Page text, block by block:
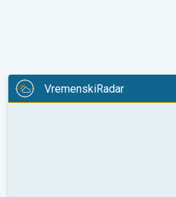
VremenskiRadar